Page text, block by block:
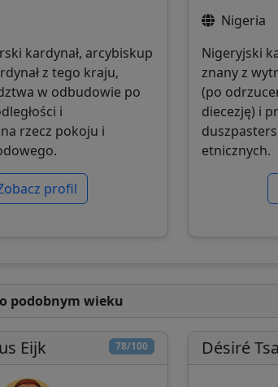
kardynał, arcybiskup
z tego kraju,
w odbudowie po
i
rzecz pokoju i
profil
Nigeria
Nigeryjski
znany z
(po
diecezję) i
etnicznych.
podobnym wieku
78/100
Eijk Désiré